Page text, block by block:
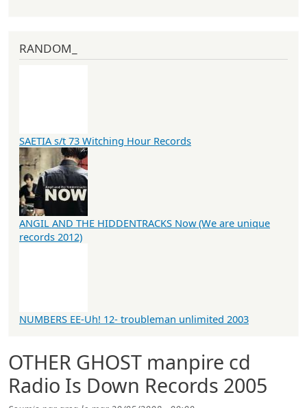
OTHER GHOST manpire cd
Radio Is Down Records 2005
RANDOM_
SAETIA s/t 73 Witching Hour Records
ANGIL AND THE HIDDENTRACKS Now (We are unique
records 2012)
NUMBERS EE-Uh! 12- troubleman unlimited 2003